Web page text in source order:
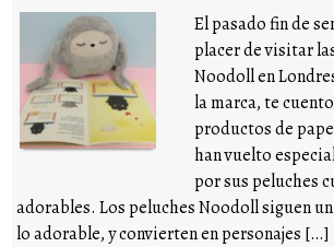
El pasado fin de
placer de visitar
Noodoll en
la marca, te
productos de
han vuelto
por sus peluches
adorables. Los peluches Noodoll siguen
lo adorable, y convierten en personajes […]